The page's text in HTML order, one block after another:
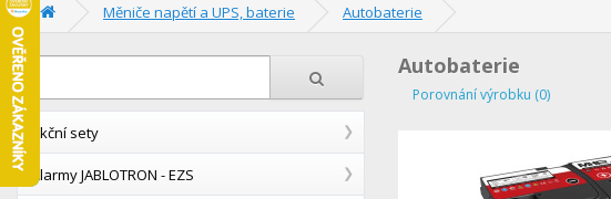
Měniče napětí a UPS, baterie Autobaterie
Akční sety
Alarmy JABLOTRON - EZS
Autobaterie
Porovnání výrobku (0)